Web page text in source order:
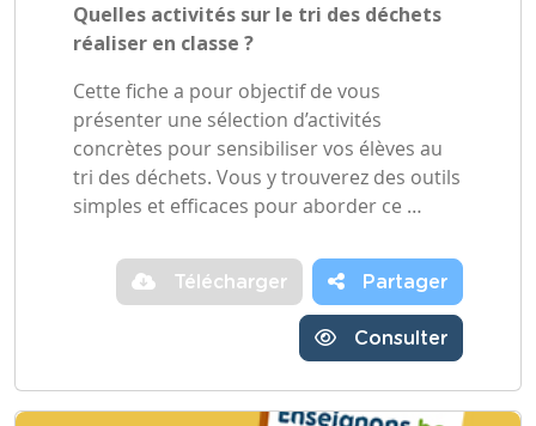
Quelles activités sur le tri des déchets
réaliser en classe ?
Cette fiche a pour objectif de vous
présenter une sélection d’activités
concrètes pour sensibiliser vos élèves au
tri des déchets. Vous y trouverez des outils
simples et efficaces pour aborder ce …
Télécharger Partager
Consulter